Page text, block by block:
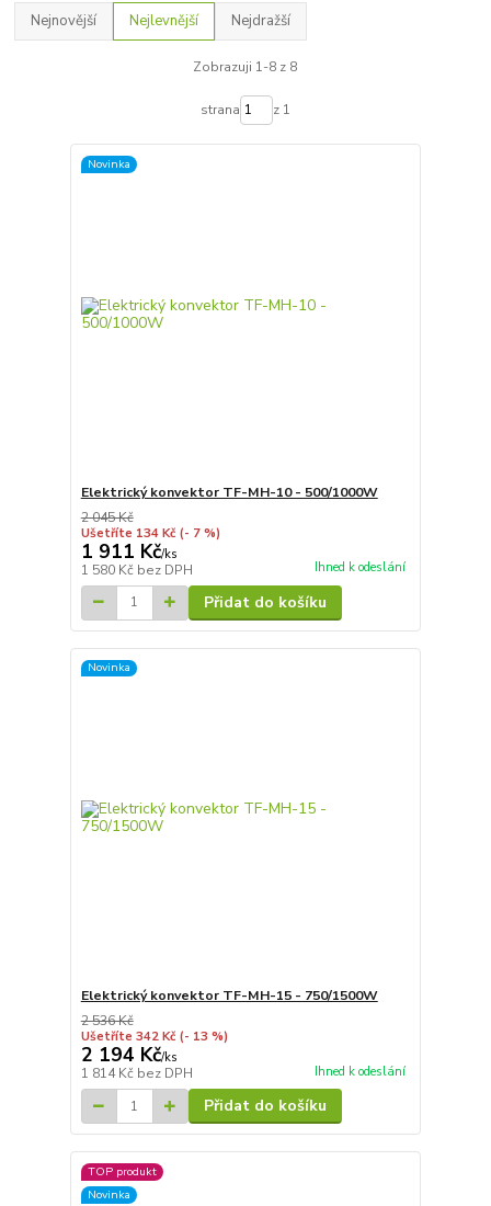
Nejnovější Nejlevnější Nejdražší
Zobrazuji 1-8 z 8
strana z 1
Novinka
Elektrický konvektor TF-MH-10 - 500/1000W
2 045 Kč
Ušetříte 134 Kč (- 7 %)
1 911 Kč/ks
1 580 Kč bez DPH Ihned k odeslání
Přidat do košíku
Novinka
Elektrický konvektor TF-MH-15 - 750/1500W
2 536 Kč
Ušetříte 342 Kč (- 13 %)
2 194 Kč/ks
1 814 Kč bez DPH Ihned k odeslání
Přidat do košíku
TOP produkt
Novinka